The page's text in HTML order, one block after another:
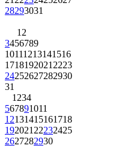
28293031
1 2
3456789
10111213141516
1718192021 2223
24252627282930
31
1 234
567891011
12131415161718
192021 22232425
2627282930